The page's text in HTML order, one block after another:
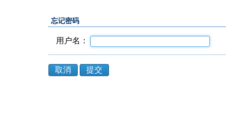
忘记密码
用户名：
取消 提交